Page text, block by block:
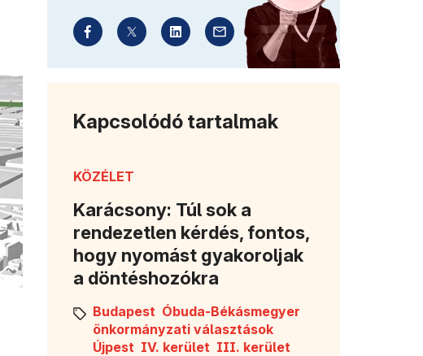
Kapcsolódó tartalmak
KÖZÉLET
Karácsony: Túl sok a
rendezetlen kérdés, fontos,
hogy nyomást gyakoroljak
a döntéshozókra
Budapest Óbuda-Békásmegyer
önkormányzati választások
Újpest IV. kerület III. kerület